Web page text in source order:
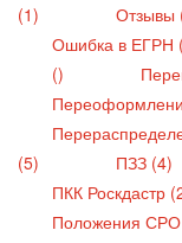
(1)
Отзывы
Ошибка в ЕГРН
()
(5)
ПЗЗ (4)
ПКК Роскдастр
Положения